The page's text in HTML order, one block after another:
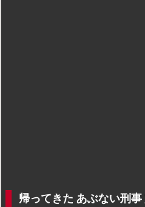
帰ってきた あぶない刑